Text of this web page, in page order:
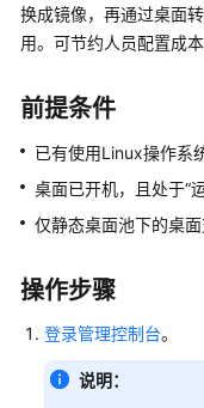
产
介
绍
计
费
说
速
入
门
换成镜像，再通过桌面
用。可节约人员配置成
前提条件
已有使用Linux操作系
桌面已开机，且处于“
仅静态桌面池下的桌面
操作步骤
登录管理控制台。
说明：